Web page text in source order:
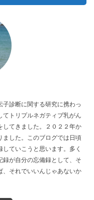
診断に関する研究に携わっ
トリプルネガティブ乳がん
してきました。２０２２年か
ました。このブログでは日頃
ていこうと思います。多く
が自分の忘備録として、そ
、それでいいんじゃあないか